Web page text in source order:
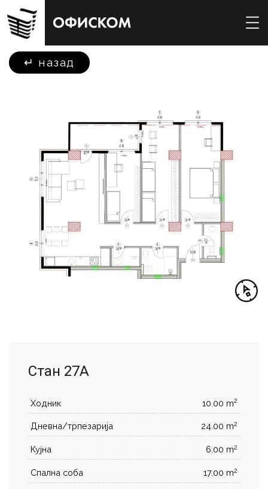
↵ назад
Стан 27А
Ходник 10.00 m2
Дневна/трпезарија 24.00 m2
Кујна 6.00 m2
Спална соба 17.00 m2